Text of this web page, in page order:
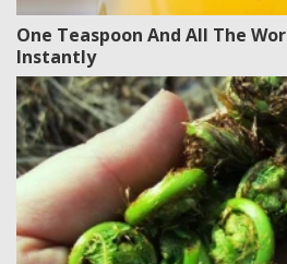
One Teaspoon And All The
Instantly